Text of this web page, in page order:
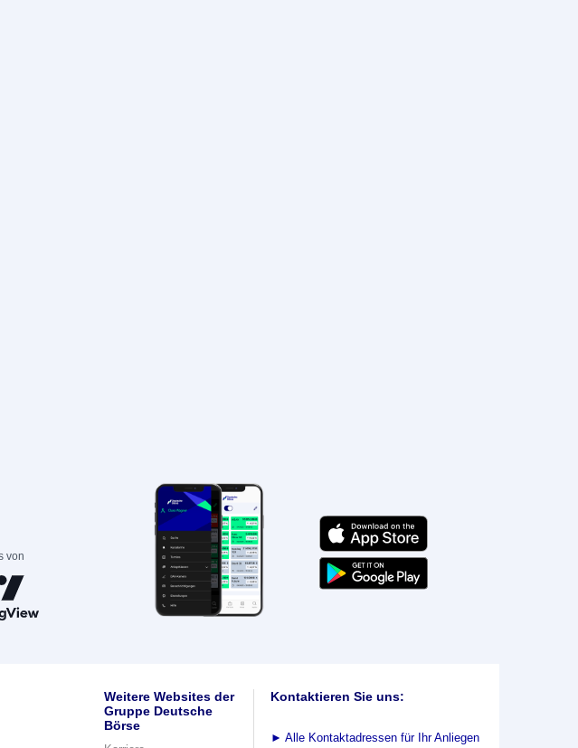
von
Weitere Websites der
Gruppe Deutsche
Börse
Kontaktieren Sie uns:
► Alle Kontaktadressen für Ihr Anliegen